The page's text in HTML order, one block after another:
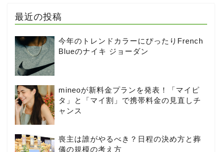
最近の投稿
今年のトレンドカラーにぴったりFrench
Blueのナイキ ジョーダン
mineoが新料金プランを発表！「マイピ
タ」と「マイ割」で携帯料金の見直しチ
ャンス
喪主は誰がやるべき？日程の決め方と葬
儀の規模の考え方